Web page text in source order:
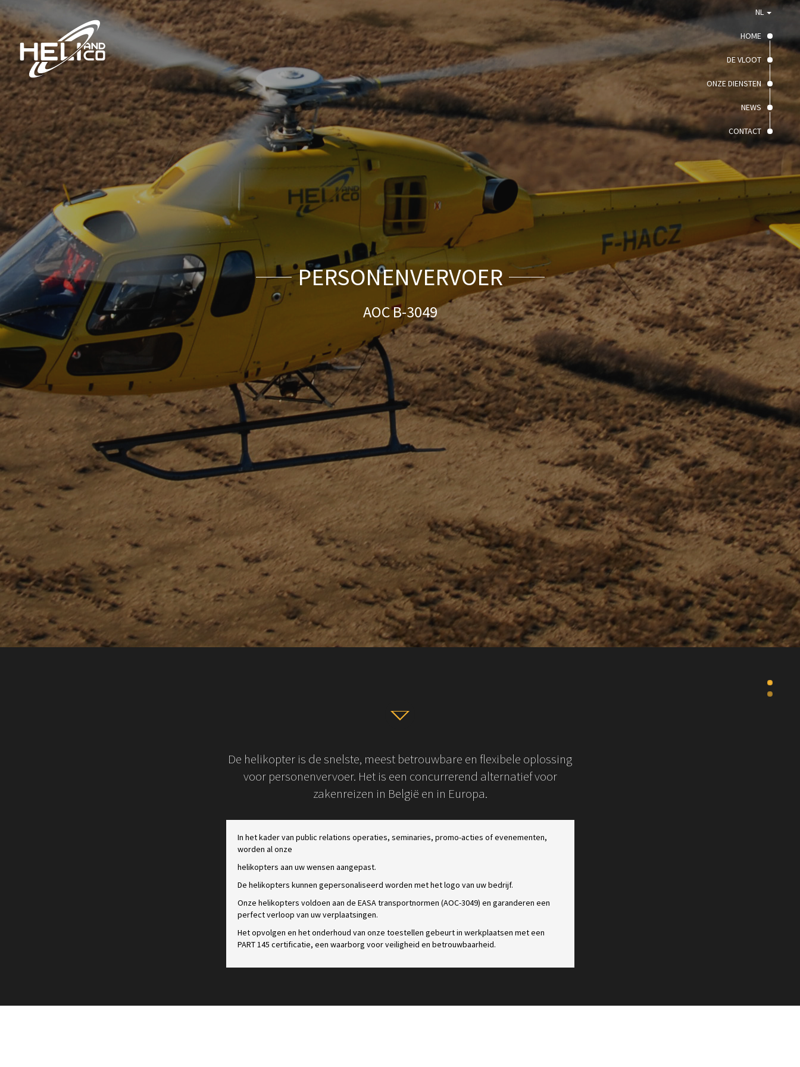
NL
HOME
DE VLOOT
ONZE DIENSTEN
NEWS
CONTACT
PERSONENVERVOER
AOC B-3049
PERSONENVERVOER
AOC B-3049
1
2
De helikopter is de snelste, meest betrouwbare en flexibele oplossing
voor personenvervoer. Het is een concurrerend alternatief voor
zakenreizen in België en in Europa.
In het kader van public relations operaties, seminaries, promo-acties of evenementen,
worden al onze
helikopters aan uw wensen aangepast.
De helikopters kunnen gepersonaliseerd worden met het logo van uw bedrijf.
Onze helikopters voldoen aan de EASA transportnormen (AOC-3049) en garanderen een
perfect verloop van uw verplaatsingen.
Het opvolgen en het onderhoud van onze toestellen gebeurt in werkplaatsen met een
PART 145 certificatie, een waarborg voor veiligheid en betrouwbaarheid.